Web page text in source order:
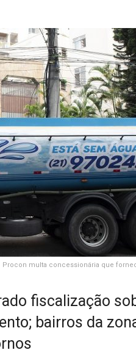
Procon multa concessionária que
fiscalização
bairros da